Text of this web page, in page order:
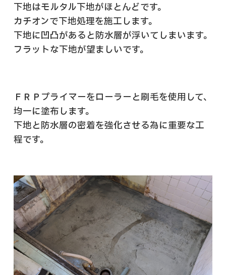
下地はモルタル下地がほとんどです。
カチオンで下地処理を施工します。
下地に凹凸があると防水層が浮いてしまいます。
フラットな下地が望ましいです。
ＦＲＰプライマーをローラーと刷毛を使用して、
均一に塗布します。
下地と防水層の密着を強化させる為に重要な工
程です。